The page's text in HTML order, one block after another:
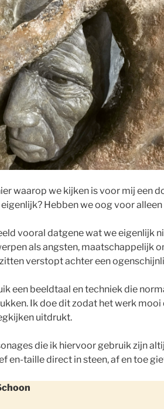
waarop we kijken is voor mij een
eigenlijk? Hebben we oog voor
vooral datgene wat we eigenlijk
als angsten, maatschappelijk
verstopt achter een
een beeldtaal en techniek die
Ik doe dit zodat het werk
uitdrukt.
die ik hiervoor gebruik zijn
en-taille direct in steen, af en toe